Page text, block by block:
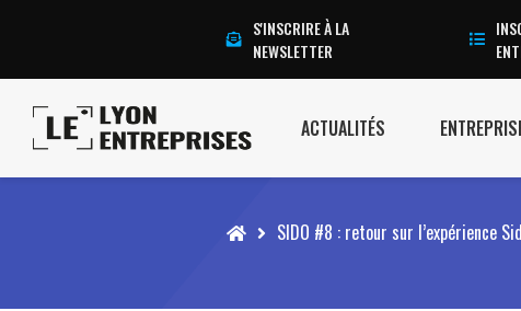
S'INSCRIRE À LA
NEWSLETTER
ACTUALITÉS
Accueil SIDO #8 : retour sur l’expérience